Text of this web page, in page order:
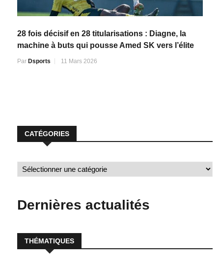
28 fois décisif en 28 titularisations : Diagne, la
machine à buts qui pousse Amed SK vers l’élite
Par Dsports 11 Mars 2026
CATÉGORIES
Dernières actualités
THÉMATIQUES